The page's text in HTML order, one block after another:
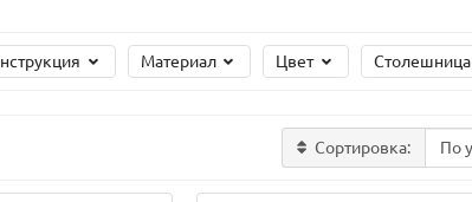
Материал Цвет Столешница
Сортировка: